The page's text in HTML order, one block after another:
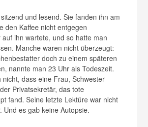
und lesend. Sie fanden ihn am
den Kaffee nicht entgegen
ihn wartete, und so hatte man
Manche waren nicht überzeugt:
doch zu einem späteren
nannte man 23 Uhr als Todeszeit.
nicht, dass eine Frau, Schwester
Privatsekretär, das tote
fand. Seine letzte Lektüre war nicht
Und es gab keine Autopsie.